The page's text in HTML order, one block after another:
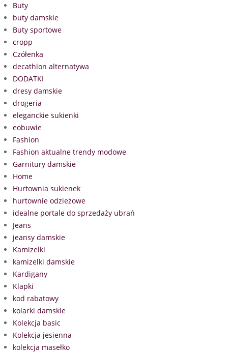
Buty
buty damskie
Buty sportowe
cropp
Czółenka
decathlon alternatywa
DODATKI
dresy damskie
drogeria
eleganckie sukienki
eobuwie
Fashion
Fashion aktualne trendy modowe
Garnitury damskie
Home
Hurtownia sukienek
hurtownie odzieżowe
idealne portale do sprzedaży ubrań
Jeans
jeansy damskie
Kamizelki
kamizelki damskie
Kardigany
Klapki
kod rabatowy
kolarki damskie
Kolekcja basic
Kolekcja jesienna
kolekcja masełko